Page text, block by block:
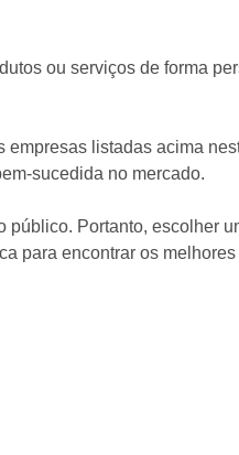
ou serviços de forma
listadas acima
sucedida no mercado.
Portanto, escolher
para encontrar os